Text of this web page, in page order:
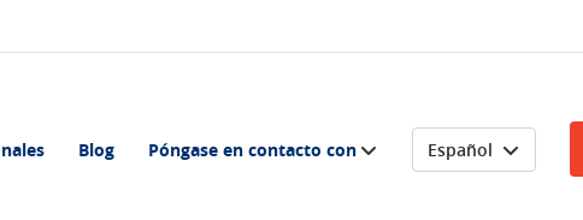
Blog Póngase en contacto con Español